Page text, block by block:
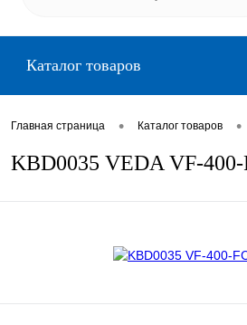
Каталог товаров
Главная страница • Каталог товаров •
KBD0035 VEDA VF-